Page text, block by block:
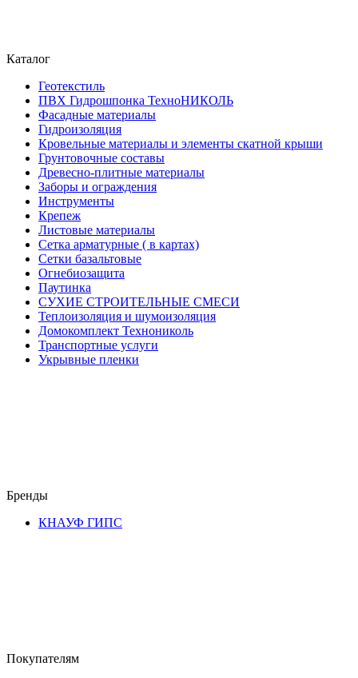
Каталог
Геотекстиль
ПВХ Гидрошпонка ТехноНИКОЛЬ
Фасадные материалы
Гидроизоляция
Кровельные материалы и элементы скатной крыши
Грунтовочные составы
Древесно-плитные материалы
Заборы и ограждения
Инструменты
Крепеж
Листовые материалы
Сетка арматурные ( в картах)
Сетки базальтовые
Огнебиозащита
Паутинка
СУХИЕ СТРОИТЕЛЬНЫЕ СМЕСИ
Теплоизоляция и шумоизоляция
Домокомплект Технониколь
Транспортные услуги
Укрывные пленки
Бренды
КНАУФ ГИПС
Покупателям